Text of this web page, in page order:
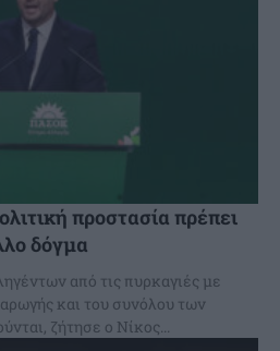
προστασία πρέπει
δόγμα
από τις πυρκαγιές με
και του συνόλου των
ζήτησε ο Νίκος...